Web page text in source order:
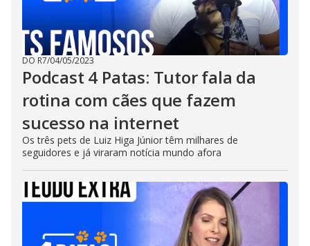
DO R7/04/05/2023
Podcast 4 Patas: Tutor fala da
rotina com cães que fazem
sucesso na internet
Os três pets de Luiz Higa Júnior têm milhares de
seguidores e já viraram notícia mundo afora